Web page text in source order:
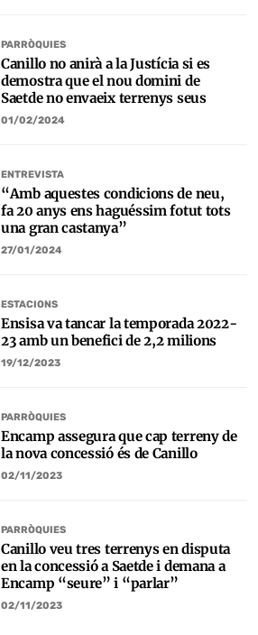
PARRÒQUIES
Canillo no anirà a la Justícia si es
demostra que el nou domini de
Saetde no envaeix terrenys seus
01/02/2024
ENTREVISTA
“Amb aquestes condicions de neu,
fa 20 anys ens haguéssim fotut tots
una gran castanya”
27/01/2024
ESTACIONS
Ensisa va tancar la temporada 2022-
23 amb un benefici de 2,2 milions
19/12/2023
PARRÒQUIES
Encamp assegura que cap terreny de
la nova concessió és de Canillo
02/11/2023
PARRÒQUIES
Canillo veu tres terrenys en disputa
en la concessió a Saetde i demana a
Encamp “seure” i “parlar”
02/11/2023